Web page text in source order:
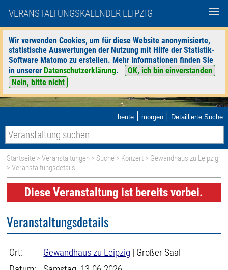
VERANSTALTUNGSKALENDER LEIPZIG
Wir verwenden Cookies, um für diese Website anonymisierte,
statistische Auswertungen der Nutzung mit Hilfe der Statistik-
Software Matomo zu erstellen. Mehr Informationen finden Sie
in unserer Datenschutzerklärung.
OK, ich bin einverstanden
Nein, bitte nicht
heute | morgen | Detaillierte Suche
Startseite >Veranstaltungen > Suche > Konzert > Gewandhaus zu Leipzig
> Veranstaltungsdetails
Diese Veranstaltung ist bereits vorbei.
Veranstaltungsdetails
Ort: Gewandhaus zu Leipzig | Großer Saal